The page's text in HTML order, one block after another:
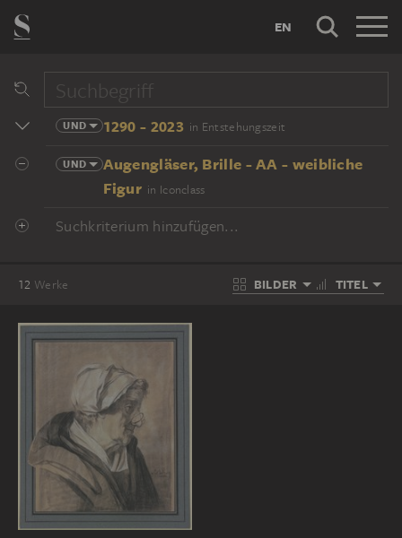
EN
UND 1290 - 2023 in Entstehungszeit
UND
Augengläser, Brille - AA - weibliche
Figur in Iconclass
Suchkriterium hinzufügen...
12 Werke BILDER TITEL